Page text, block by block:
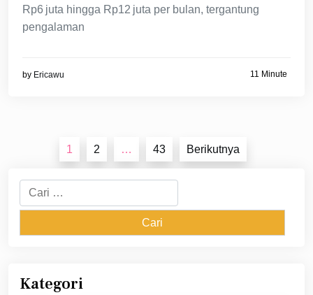
Rp6 juta hingga Rp12 juta per bulan, tergantung
pengalaman
by Ericawu 11 Minute
Paginasi
1 2 … 43 Berikutnya
Cari
untuk:
Kategori